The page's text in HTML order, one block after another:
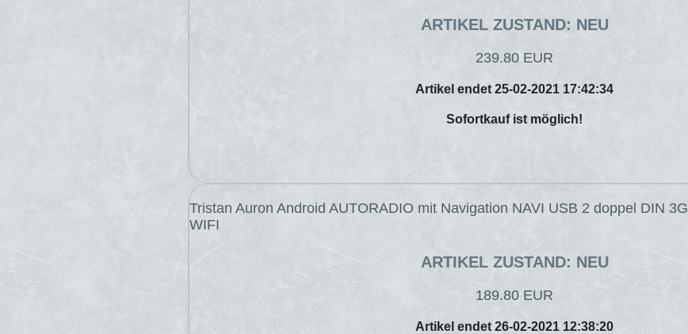
ARTIKEL ZUSTAND: NEU
239.80 EUR
Artikel endet 25-02-2021 17:42:34
Sofortkauf ist möglich!
Tristan Auron Android AUTORADIO mit Navigation NAVI USB 2 doppel DIN 3G
WIFI
ARTIKEL ZUSTAND: NEU
189.80 EUR
Artikel endet 26-02-2021 12:38:20